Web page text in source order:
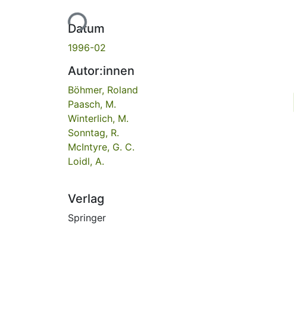
Lade...
Datum
1996-02
Autor:innen
Böhmer, Roland
Paasch, M.
Winterlich, M.
Sonntag, R.
McIntyre, G. C.
Loidl, A.
Verlag
Springer